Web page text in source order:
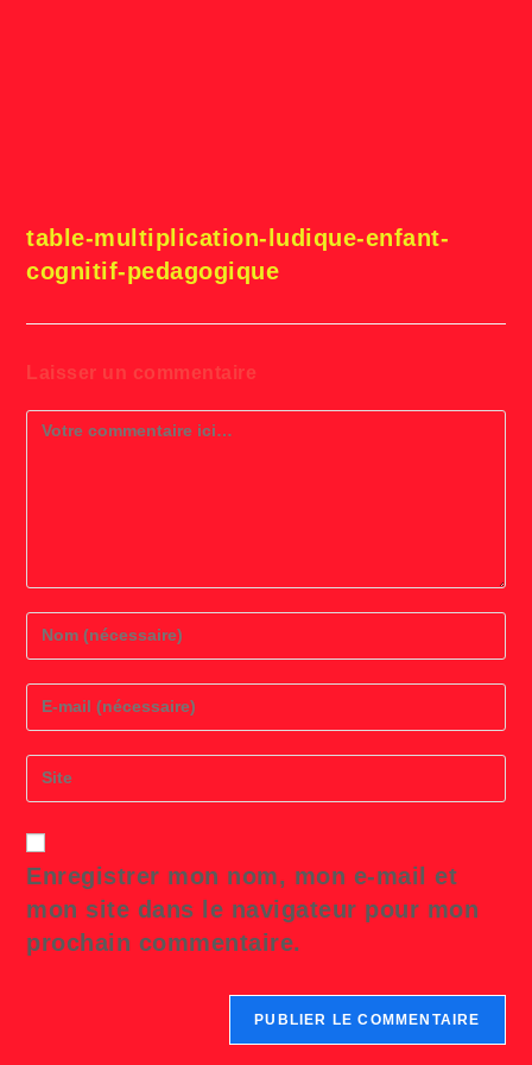
table-multiplication-ludique-enfant-
cognitif-pedagogique
Laisser un commentaire
Comment
Enter
your
or
username
to
comment
Enter
your
address
comment
Saisir
l’URL
votre
site
(facultatif)
Enregistrer mon nom, mon e-mail et
mon site dans le navigateur pour mon
prochain commentaire.